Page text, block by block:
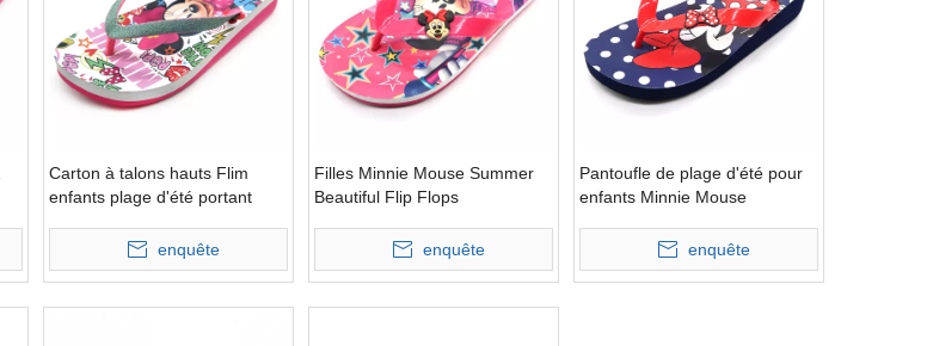
Carton à talons hauts Flim
enfants plage d'été portant
enquête
Filles Minnie Mouse Summer
Beautiful Flip Flops
enquête
Pantoufle de plage d'été pour
enfants Minnie Mouse
enquête